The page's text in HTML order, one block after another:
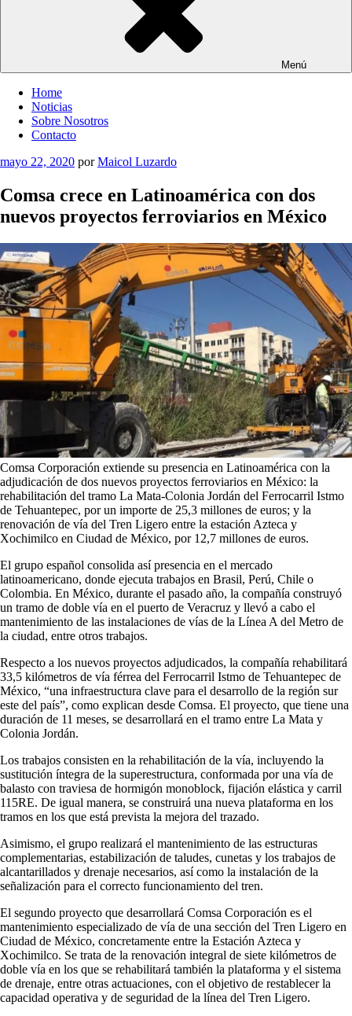
Menú
Home
Noticias
Sobre Nosotros
Contacto
Publicado
mayo 22, 2020 porMaicol Luzardo
Comsa crece en Latinoamérica con dos
nuevos proyectos ferroviarios en México
Comsa Corporación extiende su presencia en Latinoamérica con la
adjudicación de dos nuevos proyectos ferroviarios en México: la
rehabilitación del tramo La Mata-Colonia Jordán del Ferrocarril Istmo
de Tehuantepec, por un importe de 25,3 millones de euros; y la
renovación de vía del Tren Ligero entre la estación Azteca y
Xochimilco en Ciudad de México, por 12,7 millones de euros.
El grupo español consolida así presencia en el mercado
latinoamericano, donde ejecuta trabajos en Brasil, Perú, Chile o
Colombia. En México, durante el pasado año, la compañía construyó
un tramo de doble vía en el puerto de Veracruz y llevó a cabo el
mantenimiento de las instalaciones de vías de la Línea A del Metro de
la ciudad, entre otros trabajos.
Respecto a los nuevos proyectos adjudicados, la compañía rehabilitará
33,5 kilómetros de vía férrea del Ferrocarril Istmo de Tehuantepec de
México, “una infraestructura clave para el desarrollo de la región sur
este del país”, como explican desde Comsa. El proyecto, que tiene una
duración de 11 meses, se desarrollará en el tramo entre La Mata y
Colonia Jordán.
Los trabajos consisten en la rehabilitación de la vía, incluyendo la
sustitución íntegra de la superestructura, conformada por una vía de
balasto con traviesa de hormigón monoblock, fijación elástica y carril
115RE. De igual manera, se construirá una nueva plataforma en los
tramos en los que está prevista la mejora del trazado.
Asimismo, el grupo realizará el mantenimiento de las estructuras
complementarias, estabilización de taludes, cunetas y los trabajos de
alcantarillados y drenaje necesarios, así como la instalación de la
señalización para el correcto funcionamiento del tren.
El segundo proyecto que desarrollará Comsa Corporación es el
mantenimiento especializado de vía de una sección del Tren Ligero en
Ciudad de México, concretamente entre la Estación Azteca y
Xochimilco. Se trata de la renovación integral de siete kilómetros de
doble vía en los que se rehabilitará también la plataforma y el sistema
de drenaje, entre otras actuaciones, con el objetivo de restablecer la
capacidad operativa y de seguridad de la línea del Tren Ligero.